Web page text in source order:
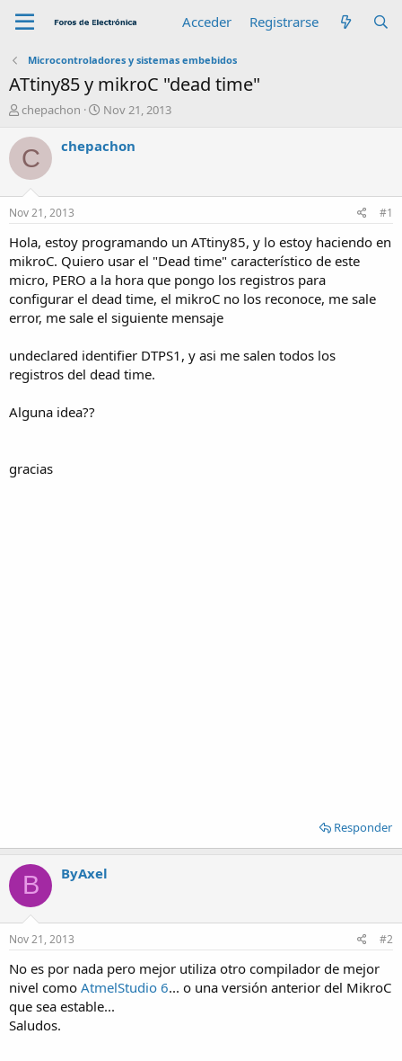
Acceder Registrarse
Microcontroladores y sistemas embebidos
ATtiny85 y mikroC "dead time"
A
t
o
chepachon
F
c
n
i
c
i
o
Nov 21, 2013
C chepachon
Nov 21, 2013 #1
Hola, estoy programando un ATtiny85, y lo estoy haciendo en
mikroC. Quiero usar el "Dead time" característico de este
micro, PERO a la hora que pongo los registros para
configurar el dead time, el mikroC no los reconoce, me sale
error, me sale el siguiente mensaje
undeclared identifier DTPS1, y asi me salen todos los
registros del dead time.
Alguna idea??
gracias
Responder
B ByAxel
Nov 21, 2013 #2
No es por nada pero mejor utiliza otro compilador de mejor
nivel como AtmelStudio 6... o una versión anterior del MikroC
que sea estable...
Saludos.